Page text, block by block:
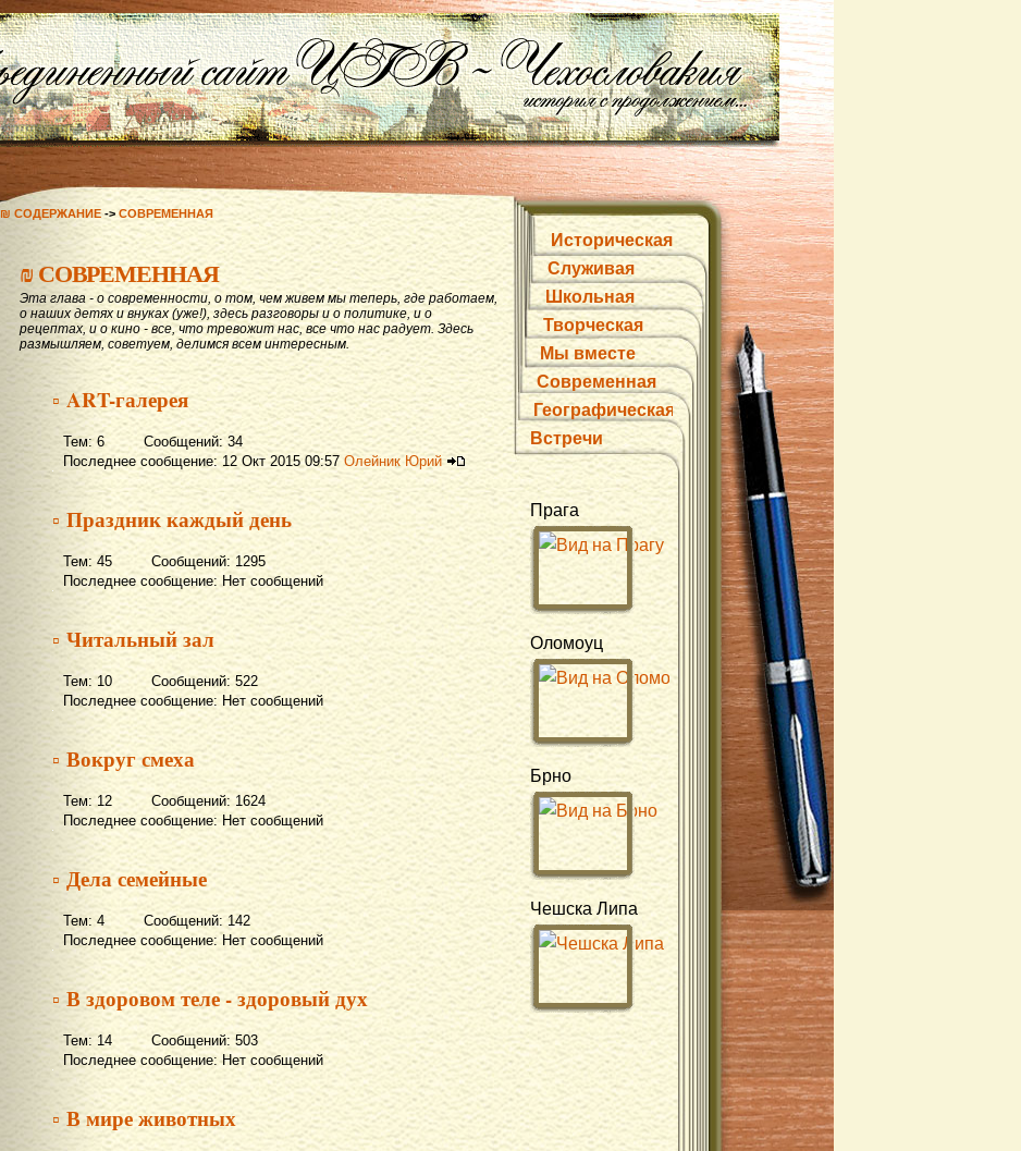
₪ СОДЕРЖАНИЕ -> СОВРЕМЕННАЯ
₪СОВРЕМЕННАЯ
Эта глава - о современности, о том, чем живем мы теперь, где работаем,
о наших детях и внуках (уже!), здесь разговоры и о политике, и о
рецептах, и о кино - все, что тревожит нас, все что нас радует. Здесь
размышляем, советуем, делимся всем интересным.
▫ ART-галерея
Тем: 6 Сообщений: 34
Последнее сообщение: 12 Окт 2015 09:57 Олейник Юрий
▫ Праздник каждый день
Тем: 45 Сообщений: 1295
Последнее сообщение: Нет сообщений
▫ Читальный зал
Тем: 10 Сообщений: 522
Последнее сообщение: Нет сообщений
▫ Вокруг смеха
Тем: 12 Сообщений: 1624
Последнее сообщение: Нет сообщений
▫ Дела семейные
Тем: 4 Сообщений: 142
Последнее сообщение: Нет сообщений
▫ В здоровом теле - здоровый дух
Тем: 14 Сообщений: 503
Последнее сообщение: Нет сообщений
▫ В мире животных
Историческая
Служивая
Школьная
Творческая
Мы вместе
Современная
Географическая
Встречи
Прага
Оломоуц
Брно
Чешска Липа